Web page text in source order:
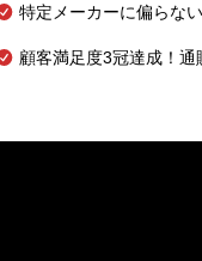
特定メーカーに偏らな
顧客満足度3冠達成！